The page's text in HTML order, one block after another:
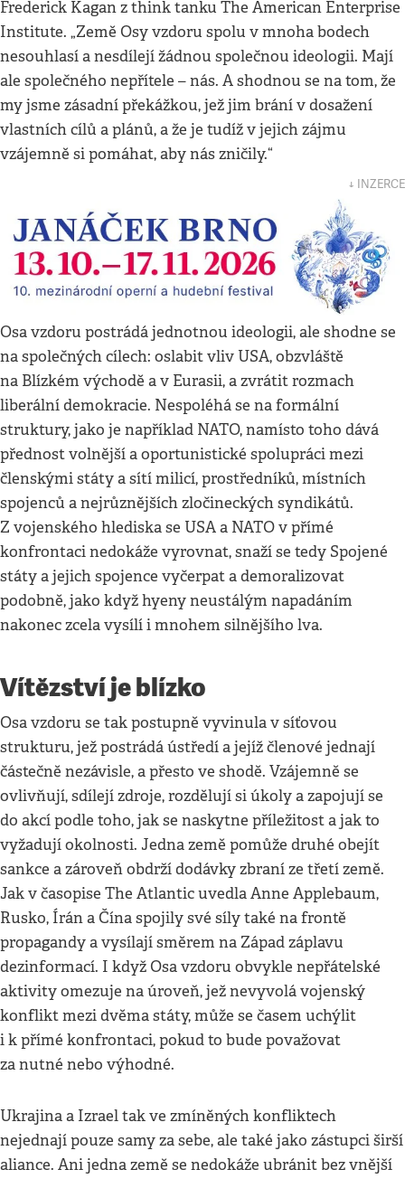
Frederick Kagan z think tanku The American Enterprise
Institute. „Země Osy vzdoru spolu v mnoha bodech
nesouhlasí a nesdílejí žádnou společnou ideologii. Mají
ale společného nepřítele – nás. A shodnou se na tom, že
my jsme zásadní překážkou, jež jim brání v dosažení
vlastních cílů a plánů, a že je tudíž v jejich zájmu
vzájemně si pomáhat, aby nás zničily.“
↓ INZERCE
Osa vzdoru postrádá jednotnou ideologii, ale shodne se
na společných cílech: oslabit vliv USA, obzvláště
na Blízkém východě a v Eurasii, a zvrátit rozmach
liberální demokracie. Nespoléhá se na formální
struktury, jako je například NATO, namísto toho dává
přednost volnější a oportunistické spolupráci mezi
členskými státy a sítí milicí, prostředníků, místních
spojenců a nejrůznějších zločineckých syndikátů.
Z vojenského hlediska se USA a NATO v přímé
konfrontaci nedokáže vyrovnat, snaží se tedy Spojené
státy a jejich spojence vyčerpat a demoralizovat
podobně, jako když hyeny neustálým napadáním
nakonec zcela vysílí i mnohem silnějšího lva.
Vítězství je blízko
Osa vzdoru se tak postupně vyvinula v síťovou
strukturu, jež postrádá ústředí a jejíž členové jednají
částečně nezávisle, a přesto ve shodě. Vzájemně se
ovlivňují, sdílejí zdroje, rozdělují si úkoly a zapojují se
do akcí podle toho, jak se naskytne příležitost a jak to
vyžadují okolnosti. Jedna země pomůže druhé obejít
sankce a zároveň obdrží dodávky zbraní ze třetí země.
Jak v časopise The Atlantic uvedla Anne Applebaum,
Rusko, Írán a Čína spojily své síly také na frontě
propagandy a vysílají směrem na Západ záplavu
dezinformací. I když Osa vzdoru obvykle nepřátelské
aktivity omezuje na úroveň, jež nevyvolá vojenský
konflikt mezi dvěma státy, může se časem uchýlit
i k přímé konfrontaci, pokud to bude považovat
za nutné nebo výhodné.
Ukrajina a Izrael tak ve zmíněných konfliktech
nejednají pouze samy za sebe, ale také jako zástupci širší
aliance. Ani jedna země se nedokáže ubránit bez vnější